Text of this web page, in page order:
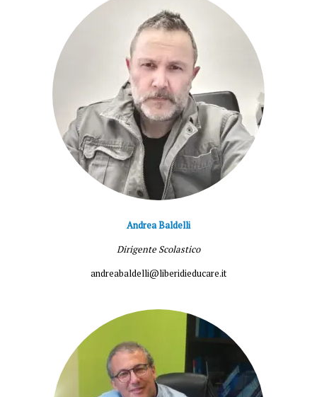
Andrea Baldelli
Dirigente Scolastico
andreabaldelli@liberidieducare.it